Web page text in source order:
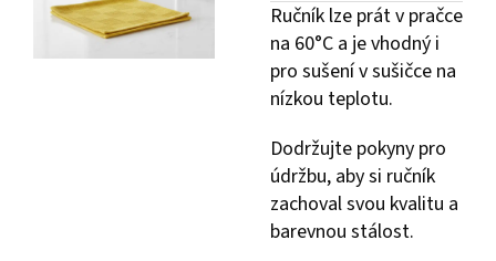
Ručník lze prát v pračce
na 60°C a je vhodný i
pro sušení v sušičce na
nízkou teplotu.
Dodržujte pokyny pro
údržbu, aby si ručník
zachoval svou kvalitu a
barevnou stálost.